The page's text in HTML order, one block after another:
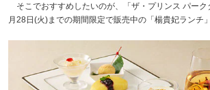
そこでおすすめしたいのが、「ザ・プリンス パー
月28日(火)までの期間限定で販売中の「楊貴妃ランチ」